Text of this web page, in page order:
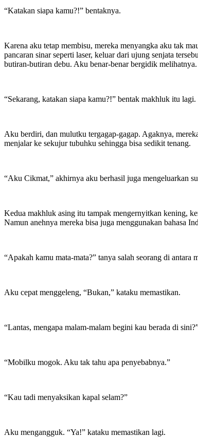
“Katakan siapa kamu?!” bentaknya.
Karena aku tetap membisu, mereka menyangka aku tak
pancaran sinar seperti laser, keluar dari ujung senjata
butiran-butiran debu. Aku benar-benar bergidik melihatnya.
“Sekarang, katakan siapa kamu?!” bentak makhluk itu lagi.
Aku berdiri, dan mulutku tergagap-gagap. Agaknya,
menjalar ke sekujur tubuhku sehingga bisa sedikit tenang.
“Aku Cikmat,” akhirnya aku berhasil juga mengeluarkan
Kedua makhluk asing itu tampak mengernyitkan kening,
Namun anehnya mereka bisa juga menggunakan bahasa
“Apakah kamu mata-mata?” tanya salah seorang di antara
Aku cepat menggeleng, “Bukan,” kataku memastikan.
“Lantas, mengapa malam-malam begini kau berada di
“Mobilku mogok. Aku tak tahu apa penyebabnya.”
“Kau tadi menyaksikan kapal selam?”
Aku mengangguk. “Ya!” kataku memastikan lagi.